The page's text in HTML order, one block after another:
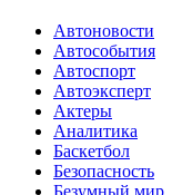
Автоновости
Автособытия
Автоспорт
Автоэксперт
Актеры
Аналитика
Баскетбол
Безопасность